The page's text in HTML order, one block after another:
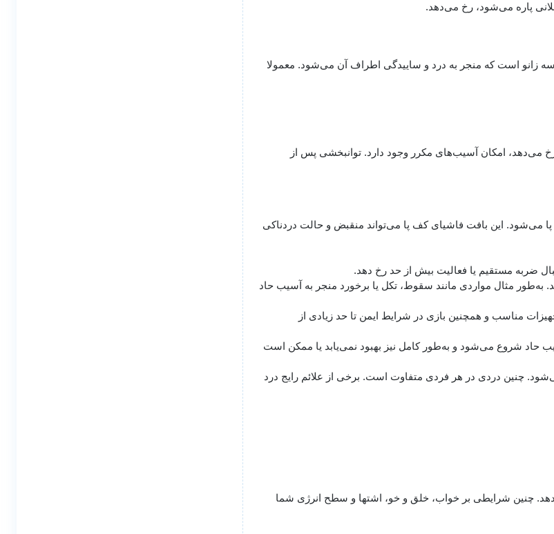
پاره می‌شود، رخ می‌دهد.
زانو است که منجر به درد و ساییدگی اطراف آن می‌شود. معمولا
امکان آسیب‌های مکرر وجود دارد. توانبخشی پس از
این بافت فاشیای کف پا می‌تواند منقبض و حالت دردناکی
ضربه مستقیم یا فعالیت بیش از حد رخ دهد.
به‌طور مثال مواردی مانند سقوط، تکل یا برخورد منجر به آسیب حاد
مناسب و همچنین بازی در شرایط ایمن تا حد زیادی از
شروع می‌شود و به‌طور کامل نیز بهبود نمی‌یابد یا ممکن است
چنین دردی در هر فردی متفاوت است. برخی از علائم رایج درد
چنین شرایطی بر خواب، خلق و خو، اشتها و سطح انرژی شما